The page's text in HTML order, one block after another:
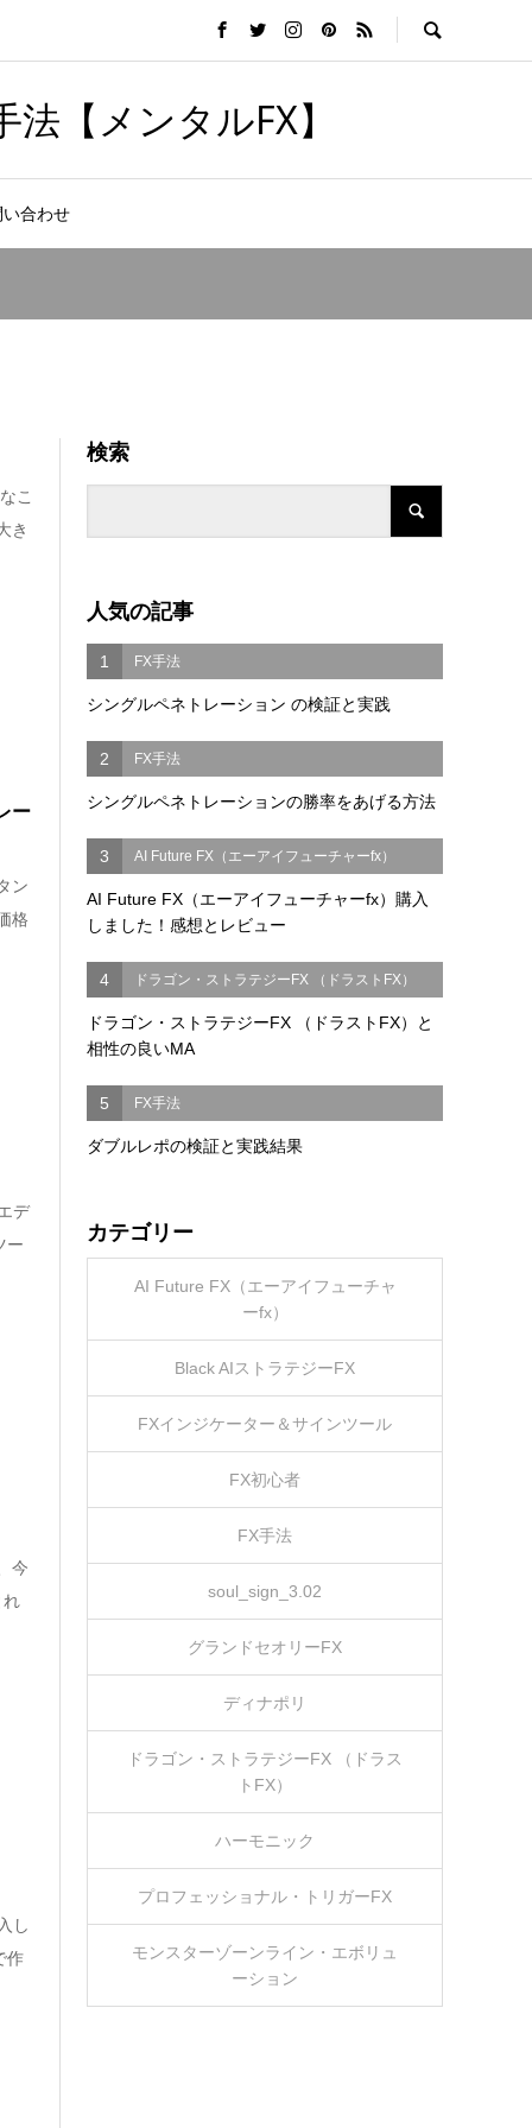
【メンタルFX】
い合わせ
こ
き
ー
ン
格
デ
ー
今
れ
し
作
検索
人気の記事
1 FX手法
シングルペネトレーション の検証と実践
2 FX手法
シングルペネトレーションの勝率をあげる方法
3 AI Future FX（エーアイフューチャーfx）
AI Future FX（エーアイフューチャーfx）購入
しました！感想とレビュー
4 ドラゴン・ストラテジーFX （ドラストFX）
ドラゴン・ストラテジーFX （ドラストFX）と
相性の良いMA
5 FX手法
ダブルレポの検証と実践結果
カテゴリー
AI Future FX（エーアイフューチャ
ーfx）
Black AIストラテジーFX
FXインジケーター＆サインツール
FX初心者
FX手法
soul_sign_3.02
グランドセオリーFX
ディナポリ
ドラゴン・ストラテジーFX （ドラス
トFX）
ハーモニック
プロフェッショナル・トリガーFX
モンスターゾーンライン・エボリュ
ーション